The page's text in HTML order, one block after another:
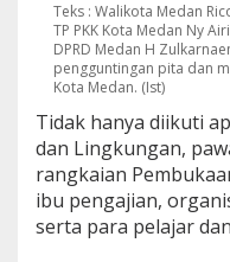
Teks : Walikota Medan
TP PKK Kota Medan Ny
DPRD Medan H
pengguntingan pita dan
Kota Medan. (Ist)
Tidak hanya diikuti
dan Lingkungan,
rangkaian
ibu pengajian,
serta para pelajar